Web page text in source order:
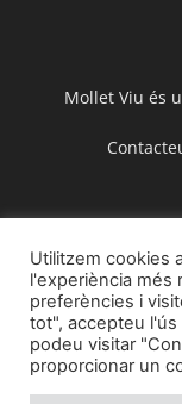
Mollet Viu és
Inici
Utilitzem cookies
l'experiència més
preferències i
tot", accepteu l'ús
podeu visitar
proporcionar un